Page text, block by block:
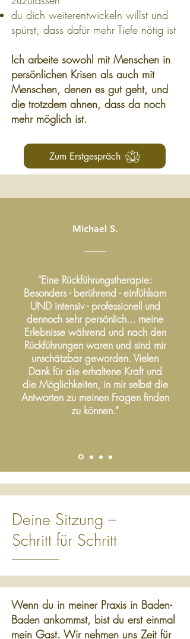
du dich weiterentwickeln willst und
spürst, dass dafür mehr Tiefe nötig ist
Ich arbeite sowohl mit Menschen in
persönlichen Krisen als auch mit
Menschen, denen es gut geht, und
die trotzdem ahnen, dass da noch
mehr möglich ist.
Zum Erstgespräch
Michael S.
"Eine Rückführungstherapie:
Besonders - berührend - einfühlsam
UND intensiv - professionell und
dennoch sehr persönlich... meine
Erlebnisse während und nach den
Rückführungen waren und sind mir
unschätzbar geworden. Vielen
Dank für die erhaltene Kraft und
die Möglichkeiten, in mir selbst die
Antworten zu meinen Fragen finden
zu können."
Deine Sitzung –
Schritt für Schritt
Wenn du in meiner Praxis in Baden-
Baden ankommst, bist du erst einmal
mein Gast. Wir nehmen uns Zeit für